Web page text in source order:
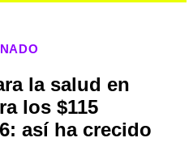
la salud en
los $115
así ha crecido